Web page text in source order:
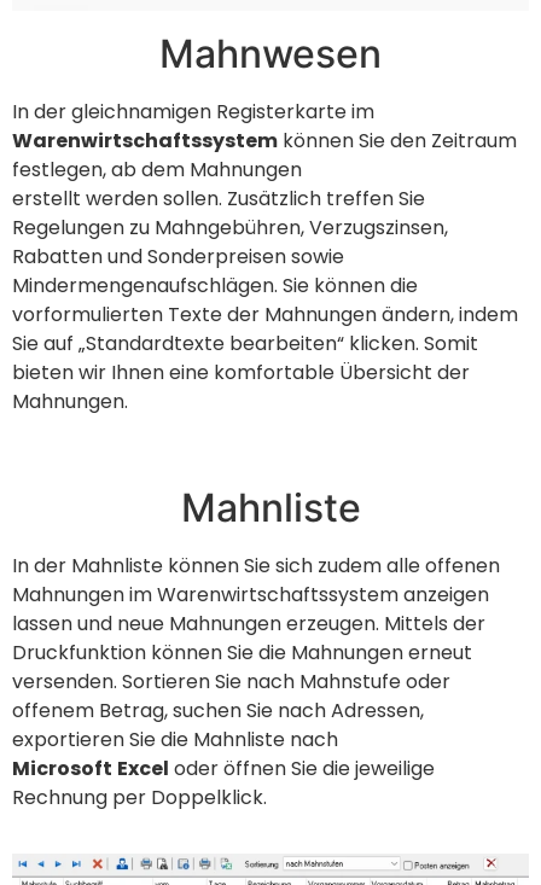
Mahnwesen
In der gleichnamigen Registerkarte im
Warenwirtschaftssystem können Sie den Zeitraum
festlegen, ab dem Mahnungen
erstellt werden sollen. Zusätzlich treffen Sie
Regelungen zu Mahngebühren, Verzugszinsen,
Rabatten und Sonderpreisen sowie
Mindermengenaufschlägen. Sie können die
vorformulierten Texte der Mahnungen ändern, indem
Sie auf „Standardtexte bearbeiten“ klicken. Somit
bieten wir Ihnen eine komfortable Übersicht der
Mahnungen.
Mahnliste
In der Mahnliste können Sie sich zudem alle offenen
Mahnungen im Warenwirtschaftssystem anzeigen
lassen und neue Mahnungen erzeugen. Mittels der
Druckfunktion können Sie die Mahnungen erneut
versenden. Sortieren Sie nach Mahnstufe oder
offenem Betrag, suchen Sie nach Adressen,
exportieren Sie die Mahnliste nach
Microsoft Excel oder öffnen Sie die jeweilige
Rechnung per Doppelklick.